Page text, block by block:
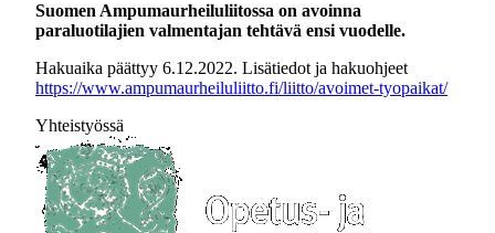
Suomen Ampumaurheiluliitossa on avoinna
paraluotilajien valmentajan tehtävä ensi vuodelle.
Hakuaika päättyy 6.12.2022. Lisätiedot ja hakuohjeet
https://www.ampumaurheiluliitto.fi/liitto/avoimet-tyopaikat/
Yhteistyössä